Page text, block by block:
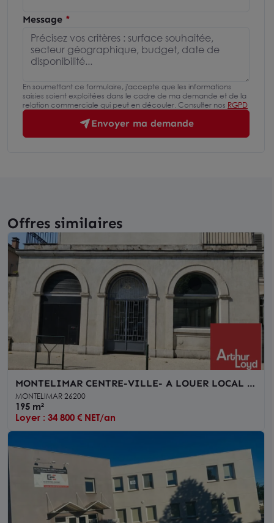
Message
En soumettant ce formulaire, j'accepte que les informations
saisies soient exploitées dans le cadre de ma demande et de la
relation commerciale qui peut en découler. Consulter nos RGPD
Envoyer ma demande
Offres similaires
MONTELIMAR CENTRE-VILLE- A LOUER LOCAL À
USAGE DE BUREAUX DE 195 M2 - PROCHE
PARKING
MONTELIMAR 26200
195 m²
Loyer : 34 800 € NET/an